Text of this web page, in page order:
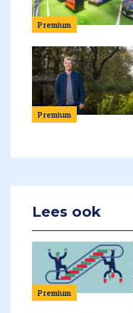
Premium
Premium
Lees ook
Premium